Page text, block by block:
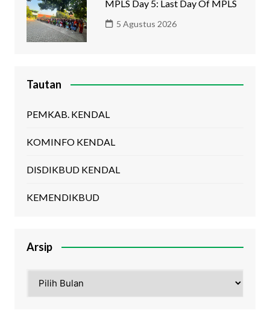
MPLS Day 5: Last Day Of MPLS
5 Agustus 2026
Tautan
PEMKAB. KENDAL
KOMINFO KENDAL
DISDIKBUD KENDAL
KEMENDIKBUD
Arsip